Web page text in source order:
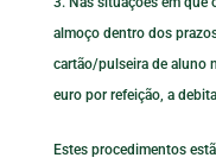
almoço dentro dos
cartão/pulseira de aluno
euro por refeição, a
Estes procedimentos